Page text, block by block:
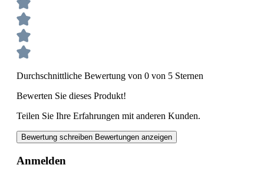
Durchschnittliche Bewertung von 0 von 5 Sternen
Bewerten Sie dieses Produkt!
Teilen Sie Ihre Erfahrungen mit anderen Kunden.
Bewertung schreiben Bewertungen anzeigen
Anmelden